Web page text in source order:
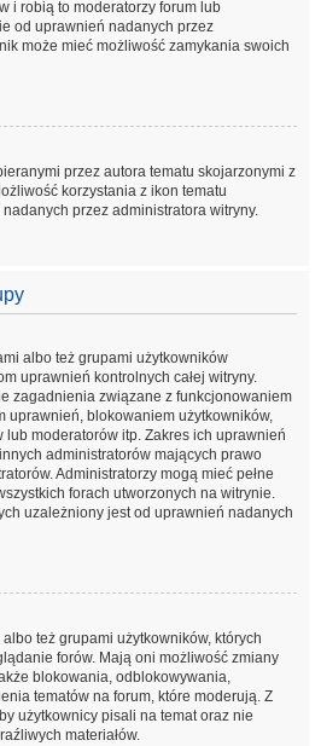
i robią to moderatorzy forum lub
od uprawnień nadanych przez
może mieć możliwość zamykania swoich
przez autora tematu skojarzonymi z
korzystania z ikon tematu
przez administratora witryny.
albo też grupami użytkowników
uprawnień kontrolnych całej witryny.
zagadnienia związane z funkcjonowaniem
uprawnień, blokowaniem użytkowników,
moderatorów itp. Zakres ich uprawnień
administratorów mających prawo
Administratorzy mogą mieć pełne
forach utworzonych na witrynie.
uzależniony jest od uprawnień nadanych
też grupami użytkowników, których
forów. Mają oni możliwość zmiany
blokowania, odblokowywania,
tematów na forum, które moderują. Z
użytkownicy pisali na temat oraz nie
materiałów.